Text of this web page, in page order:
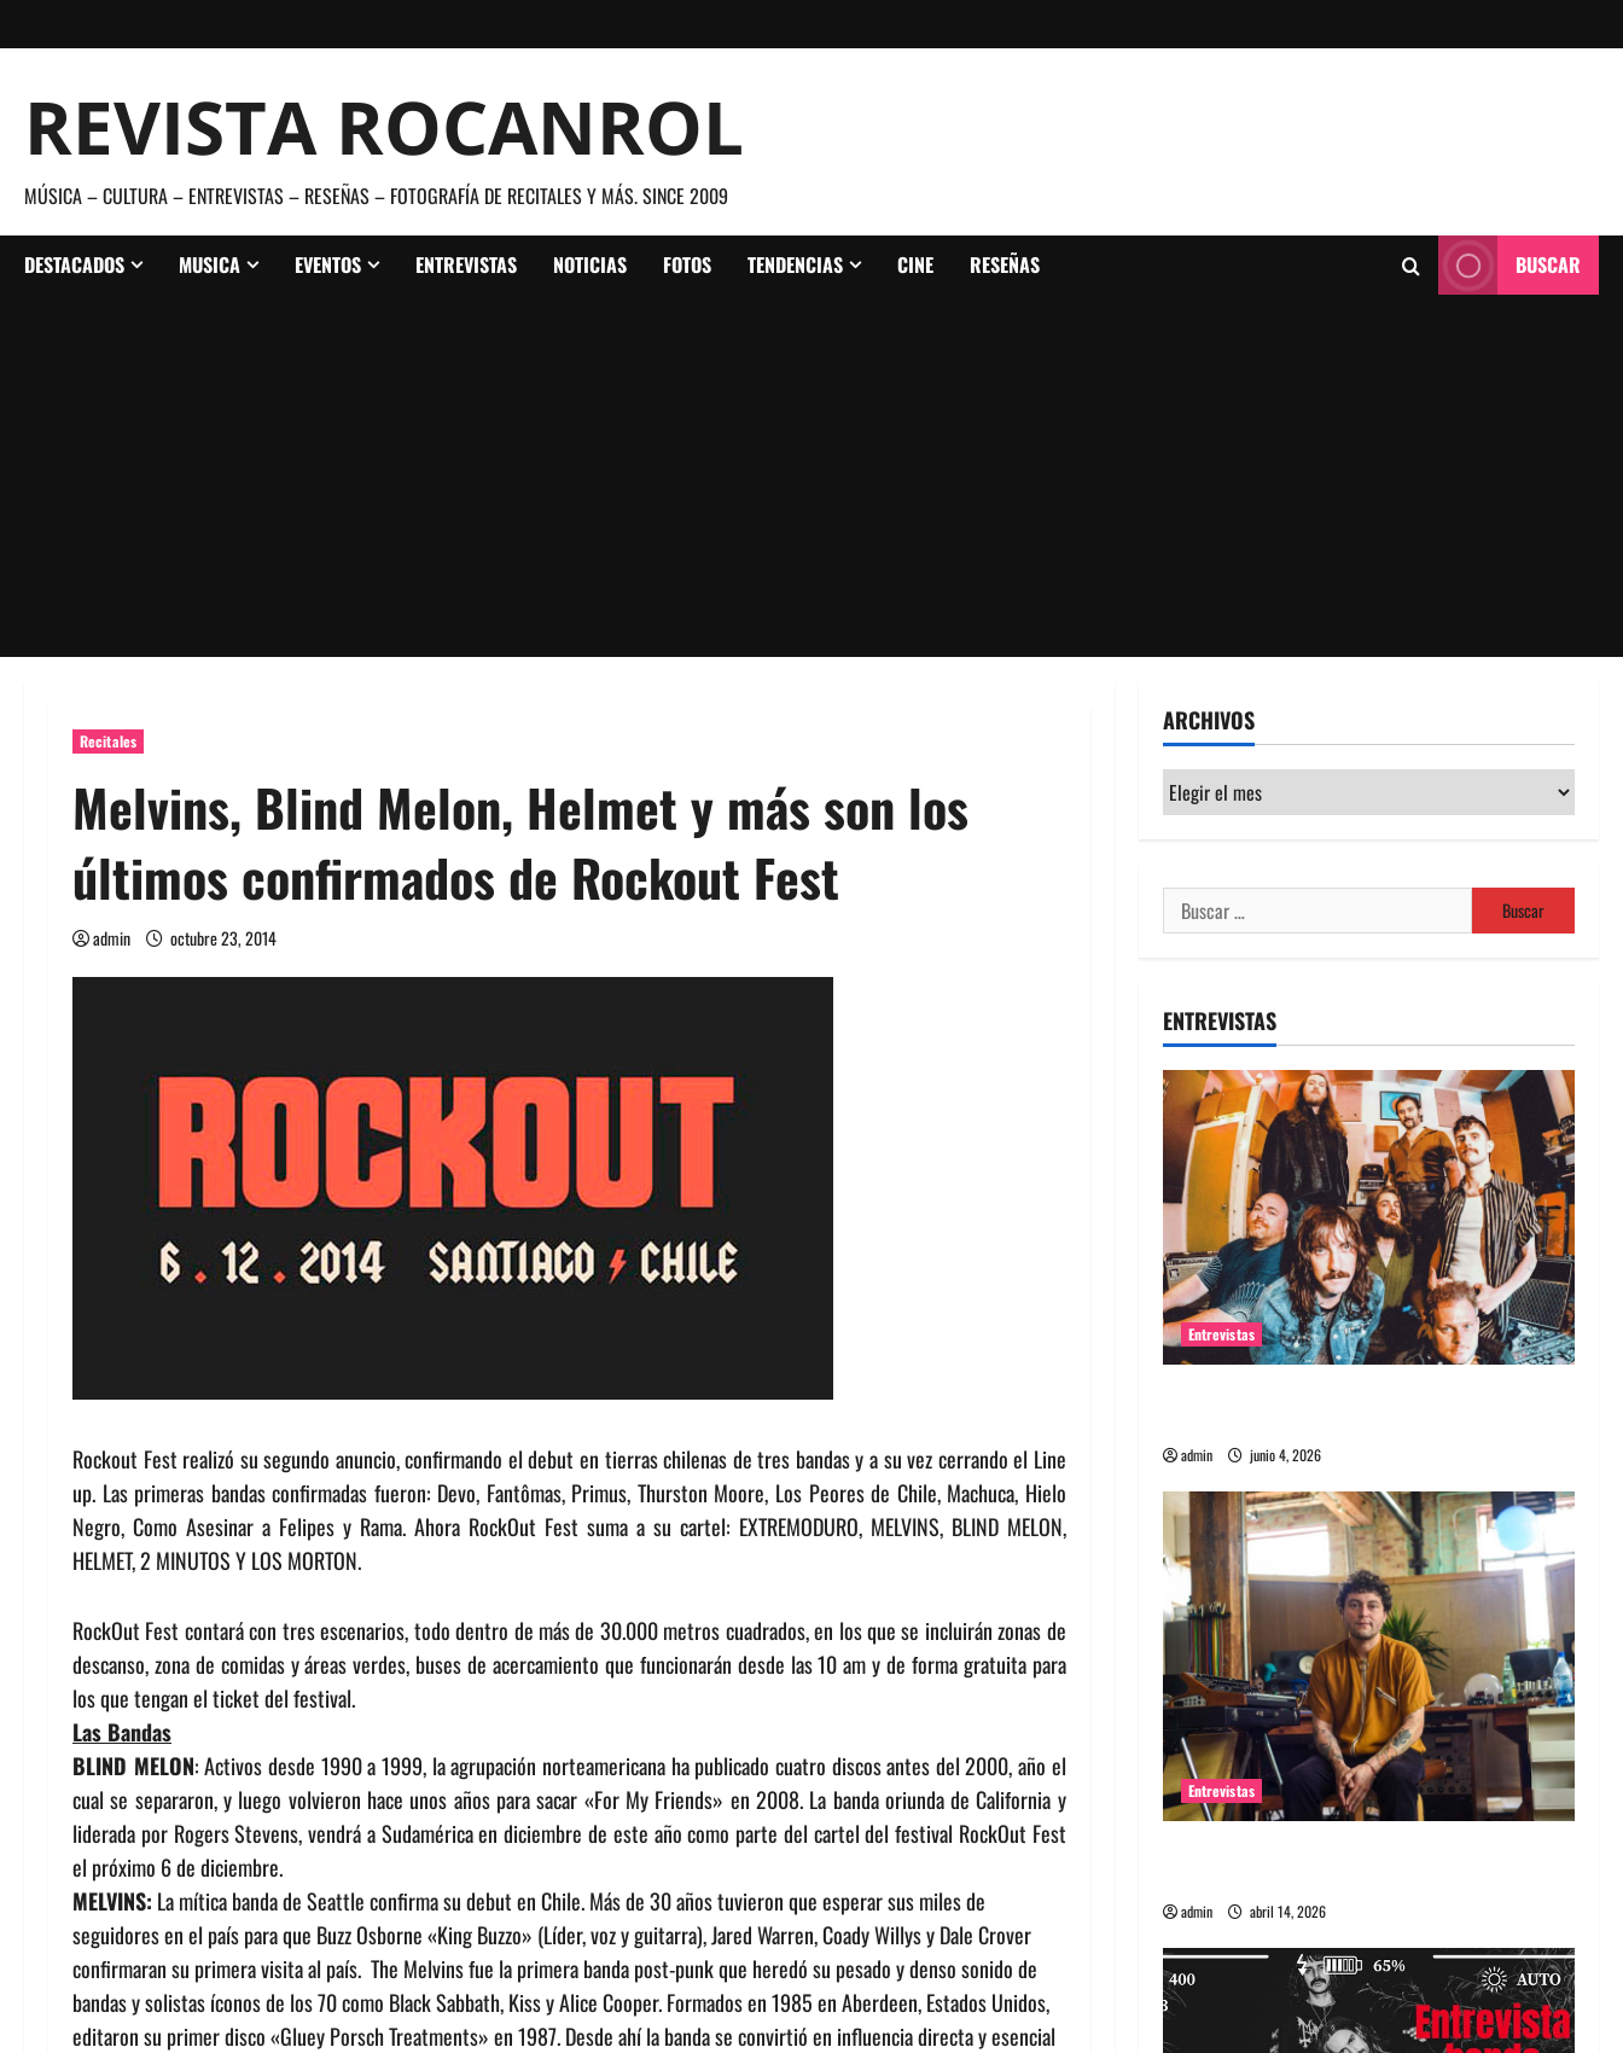
al
REVISTA ROCANROL
MÚSICA – CULTURA – ENTREVISTAS – RESEÑAS – FOTOGRAFÍA DE RECITALES Y MÁS. SINCE 2009
DESTACADOS MUSICA EVENTOS ENTREVISTAS NOTICIAS FOTOS TENDENCIAS CINE RESEÑAS BUSCAR
Recitales
Melvins, Blind Melon, Helmet y más son los
últimos confirmados de Rockout Fest
admin octubre 23, 2014
Rockout Fest realizó su segundo anuncio, confirmando el debut en tierras chilenas de tres bandas y a su vez cerrando el Line
up. Las primeras bandas confirmadas fueron: Devo, Fantômas, Primus, Thurston Moore, Los Peores de Chile, Machuca, Hielo
Negro, Como Asesinar a Felipes y Rama. Ahora RockOut Fest suma a su cartel: EXTREMODURO, MELVINS, BLIND MELON,
HELMET, 2 MINUTOS Y LOS MORTON.
RockOut Fest contará con tres escenarios, todo dentro de más de 30.000 metros cuadrados, en los que se incluirán zonas de
descanso, zona de comidas y áreas verdes, buses de acercamiento que funcionarán desde las 10 am y de forma gratuita para
los que tengan el ticket del festival.
Las Bandas
BLIND MELON:Activos desde 1990 a 1999, la agrupación norteamericana ha publicado cuatro discos antes del 2000, año el
cual se separaron, y luego volvieron hace unos años para sacar «For My Friends» en 2008. La banda oriunda de California y
liderada por Rogers Stevens, vendrá a Sudamérica en diciembre de este año como parte del cartel del festival RockOut Fest
el próximo 6 de diciembre.
MELVINS: La mítica banda de Seattle confirma su debut en Chile. Más de 30 años tuvieron que esperar sus miles de
seguidores en el país para que Buzz Osborne «King Buzzo» (Líder, voz y guitarra), Jared Warren, Coady Willys y Dale Crover
confirmaran su primera visita al país. The Melvins fue la primera banda post-punk que heredó su pesado y denso sonido de
bandas y solistas íconos de los 70 como Black Sabbath, Kiss y Alice Cooper. Formados en 1985 en Aberdeen, Estados Unidos,
editaron su primer disco «Gluey Porsch Treatments» en 1987. Desde ahí la banda se convirtió en influencia directa y esencial
ARCHIVOS
Archivos
Buscar:
ENTREVISTAS
Entrevistas
admin junio 4, 2026
Entrevistas
admin abril 14, 2026